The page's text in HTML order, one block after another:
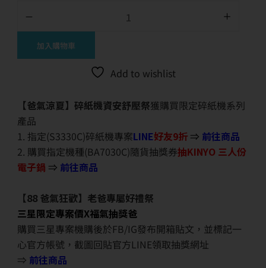
加入購物車
Add to wishlist
【爸氣涼夏】碎紙機資安舒壓祭獲購買限定碎紙機系列
產品
1. 指定(S3330C)碎紙機專案LINE好友9折 ⇒ 前往商品
2. 購買指定機種(BA7030C)隨貨抽獎券抽KINYO 三人份
電子鍋 ⇒ 前往商品
【88 爸氣狂歡】老爸專屬好禮祭
三星限定專案價X福氣抽獎爸
購買三星專案機購後於FB/IG發布開箱貼文，並標記一
心官方帳號，截圖回貼官方LINE領取抽獎網址
⇒ 前往商品